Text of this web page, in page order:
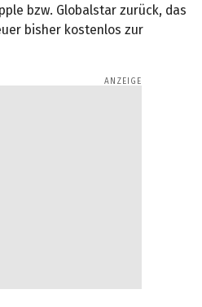
bzw. Globalstar zurück, das
bisher kostenlos zur